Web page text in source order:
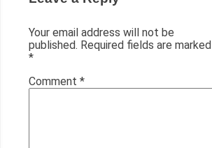
Your email address will not be
published. Required fields are marked
*
Comment *